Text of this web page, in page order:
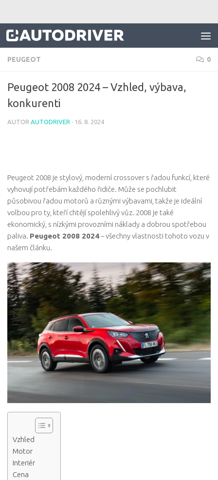
PEUGEOT 0
Peugeot 2008 2024 – Vzhled, výbava,
konkurenti
AUTOR AUTODRIVER · 16. 8. 2024
Peugeot 2008 je stylový, moderní crossover s řadou funkcí, které
vyhovují potřebám každého řidiče. Může se pochlubit
působivou řadou motorů a různými výbavami, takže je ideální
volbou pro ty, kteří chtějí spolehlivý vůz. 2008 je také
ekonomický, s nízkými provozními náklady a dobrou spotřebou
paliva. Peugeot 2008 2024– všechny vlastnosti tohoto vozu v
našem článku.
Vzhled
Motor
Interiér
Cena